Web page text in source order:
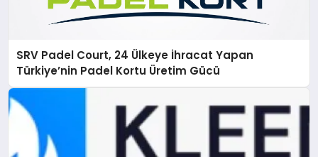
SRV Padel Court, 24 Ülkeye İhracat Yapan
Türkiye’nin Padel Kortu Üretim Gücü